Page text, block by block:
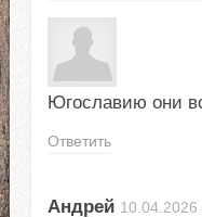
Югославию они
Ответить
Андрей 10.04.2026